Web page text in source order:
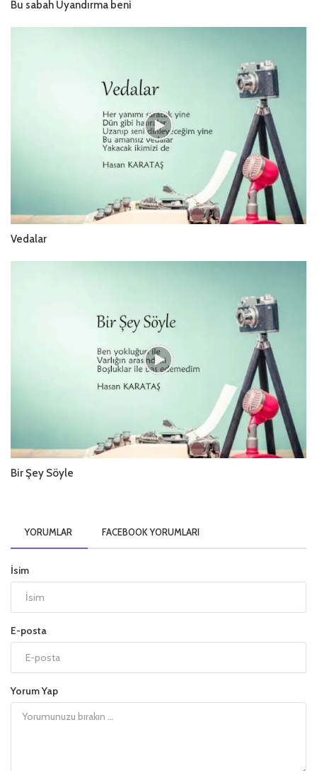
Bu sabah Uyandırma beni
Vedalar
Bir Şey Söyle
YORUMLAR FACEBOOK YORUMLARI
İsim
E-posta
Yorum Yap